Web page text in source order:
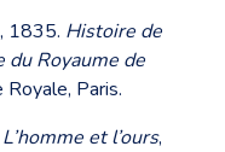
1835. Histoire de
du Royaume de
Royale, Paris.
L’homme et l’ours,